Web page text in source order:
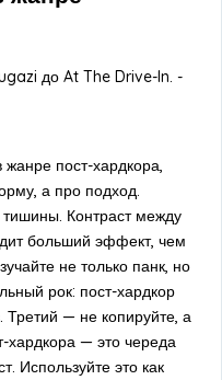
пост-хардкора,
а про подход.
Контраст между
больший эффект, чем
не только панк, но
рок: пост-хардкор
Третий — не копируйте, а
хардкора — это череда
Используйте это как